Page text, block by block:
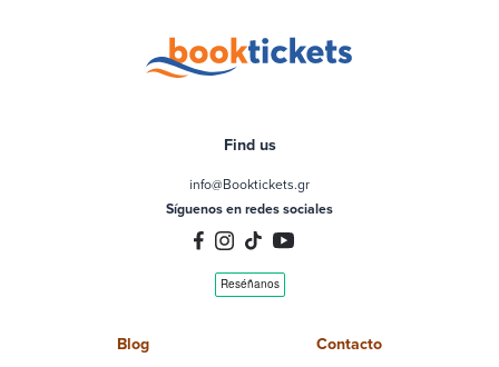
Find us
info@Booktickets.gr
Síguenos en redes sociales
Blog Contacto